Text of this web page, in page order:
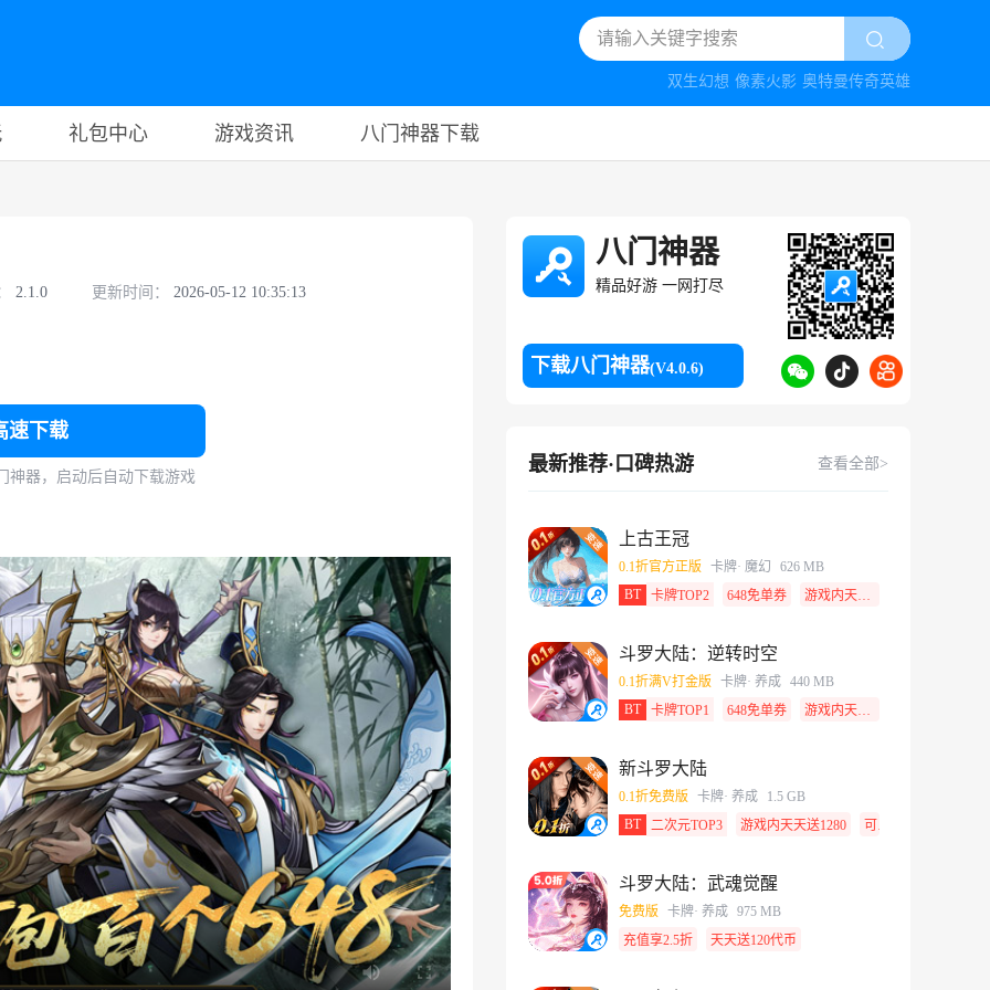
双生幻想 像素火影 奥特曼传奇英雄
礼包中心 游戏资讯 八门神器下载
2.1.0 更新时间： 2026-05-12 10:35:13
速下载
神器，启动后自动下载游戏
八门神器
精品好游 一网打尽
下载八门神器(V4.0.6)
最新推荐·口碑热游 查看全部>
上古王冠
0.1折官方正版 卡牌· 魔幻
626 MB
BT
卡牌TOP2 648免单券 游戏内天天送648
斗罗大陆：逆转时空
0.1折满V打金版 卡牌· 养成 440 MB
BT
卡牌TOP1 648免单券 游戏内天天送648
新斗罗大陆
0.1折免费版 卡牌· 养成
1.5 GB
BT
二次元TOP3 游戏内天天送1280 可囤代金券
斗罗大陆：武魂觉醒
免费版 卡牌· 养成 975 MB
充值享2.5折
天天送120代币